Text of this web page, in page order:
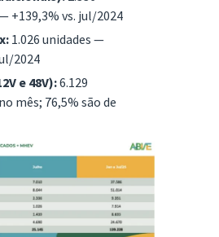
+139,3% vs. jul/2024
1.026 unidades —
2024
e 48V):6.129
mês; 76,5% são de